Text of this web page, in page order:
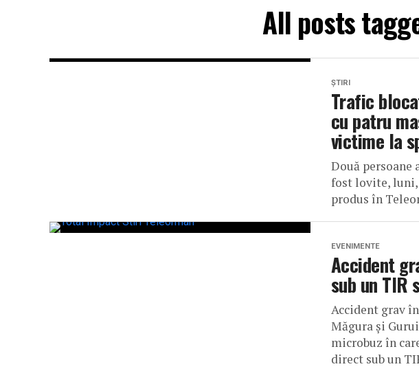
All posts
ȘTIRI
Trafic
cu patru
victime la
Două persoane
fost lovite,
produs în
EVENIMENTE
Accident
sub un TIR
Accident grav
Măgura și
microbuz în
direct sub un